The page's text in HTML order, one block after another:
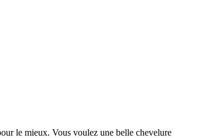
le mieux. Vous voulez une belle chevelure